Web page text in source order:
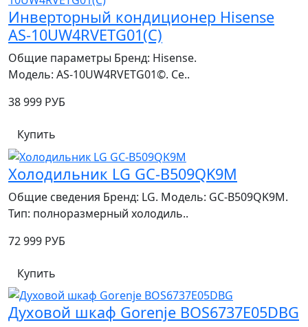
Инверторный кондиционер Hisense
AS-10UW4RVETG01(C)
Общие параметры Бренд: Hisense.
Модель: AS‑10UW4RVETG01©. Се..
38 999 РУБ
Купить
Холодильник LG GC-B509QK9M
Общие сведения Бренд: LG. Модель: GC‑B509QK9M.
Тип: полноразмерный холодиль..
72 999 РУБ
Купить
Духовой шкаф Gorenje BOS6737E05DBG